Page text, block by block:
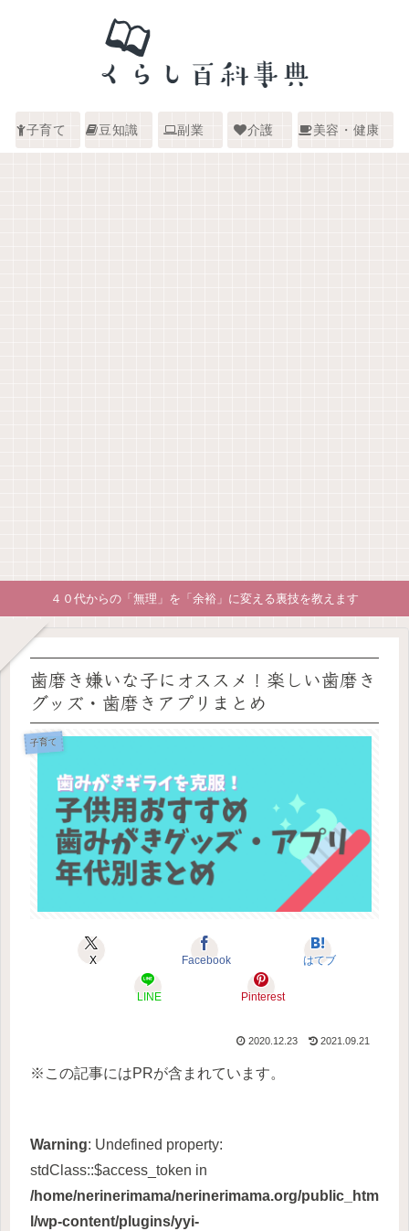
子育て 豆知識 副業 介護 美容・健康
４０代からの「無理」を「余裕」に変える裏技を教えます
歯磨き嫌いな子にオススメ！楽しい歯磨き
グッズ・歯磨きアプリまとめ
子育て
X Facebook はてブ
LINE Pinterest
2020.12.23 2021.09.21
※この記事にはPRが含まれています。
Warning: Undefined property:
stdClass::$access_token in
/home/nerinerimama/nerinerimama.org/public_htm
l/wp-content/plugins/yyi-